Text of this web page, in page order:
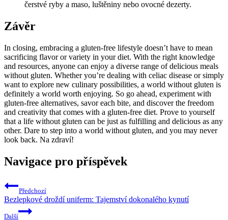
čerstvé ryby a maso, luštěniny nebo ovocné dezerty.
Závěr
In closing, embracing a gluten-free lifestyle doesn’t have to mean
sacrificing flavor or variety in your diet. With the right knowledge
and resources, anyone can enjoy a diverse range of delicious meals
without gluten. Whether you’re dealing with celiac disease or simply
want to explore new culinary possibilities, a world without gluten is
definitely a world worth enjoying. So go ahead, experiment with
gluten-free alternatives, savor each bite, and discover the freedom
and creativity that comes with a gluten-free diet. Prove to yourself
that a life without gluten can be just as fulfilling and delicious as any
other. Dare to step into a world without gluten, and you may never
look back. Na zdraví!
Navigace pro příspěvek
Předchozí
Bezlepkové droždí uniferm: Tajemství dokonalého kynutí
Další